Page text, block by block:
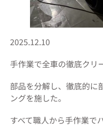
2025.12.10
手作業で全車の徹底クリ
部品を分解し、徹底的に
ングを施した。
すべて職人から手作業で